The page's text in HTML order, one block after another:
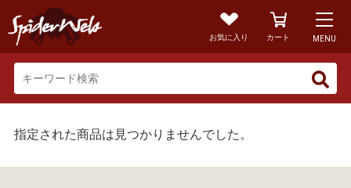
お気に入り カート MENU
指定された商品は見つかりませんでした。